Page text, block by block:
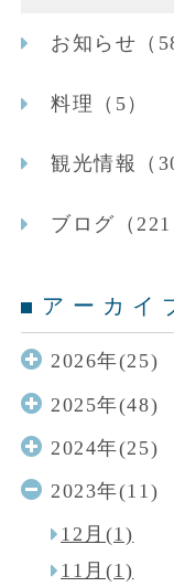
お知らせ（
料理（5）
観光情報（
ブログ（221
アーカイ
2026年(25)
2025年(48)
2024年(25)
2023年(11)
12月(1)
11月(1)